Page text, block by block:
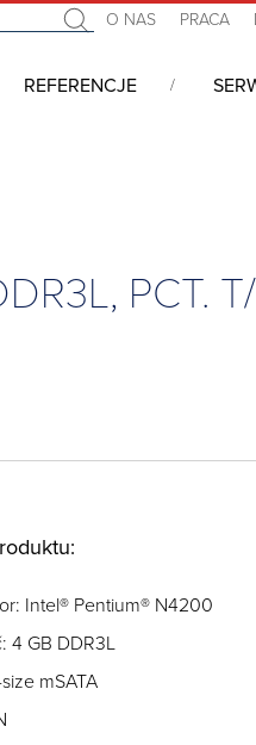
O NAS PRACA
REFERENCJE
PCT.
Intel® Pentium® N4200
4 GB DDR3L
mSATA